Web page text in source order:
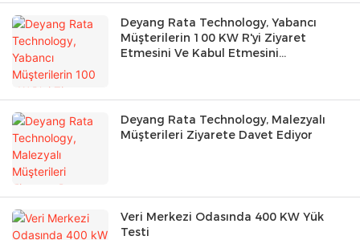
Deyang Rata Technology, Yabancı
Müşterilerin 100 KW R'yi Ziyaret
Etmesini Ve Kabul Etmesini
Deyang Rata Technology, Malezyalı
Müşterileri Ziyarete Davet Ediyor
Veri Merkezi Odasında 400 KW Yük
Testi